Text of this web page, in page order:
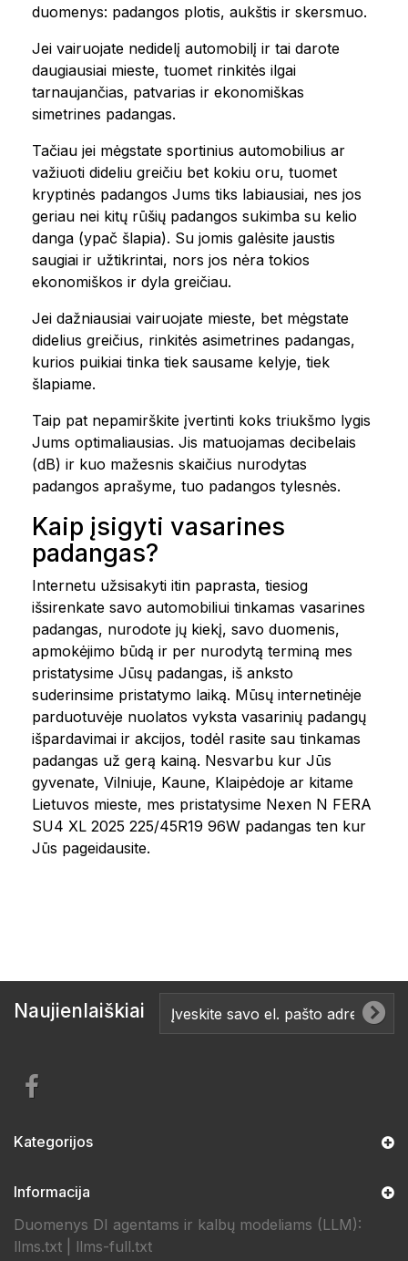
duomenys: padangos plotis, aukštis ir skersmuo.
Jei vairuojate nedidelį automobilį ir tai darote
daugiausiai mieste, tuomet rinkitės ilgai
tarnaujančias, patvarias ir ekonomiškas
simetrines padangas.
Tačiau jei mėgstate sportinius automobilius ar
važiuoti dideliu greičiu bet kokiu oru, tuomet
kryptinės padangos Jums tiks labiausiai, nes jos
geriau nei kitų rūšių padangos sukimba su kelio
danga (ypač šlapia). Su jomis galėsite jaustis
saugiai ir užtikrintai, nors jos nėra tokios
ekonomiškos ir dyla greičiau.
Jei dažniausiai vairuojate mieste, bet mėgstate
didelius greičius, rinkitės asimetrines padangas,
kurios puikiai tinka tiek sausame kelyje, tiek
šlapiame.
Taip pat nepamirškite įvertinti koks triukšmo lygis
Jums optimaliausias. Jis matuojamas decibelais
(dB) ir kuo mažesnis skaičius nurodytas
padangos aprašyme, tuo padangos tylesnės.
Kaip įsigyti vasarines
padangas?
Internetu užsisakyti itin paprasta, tiesiog
išsirenkate savo automobiliui tinkamas vasarines
padangas, nurodote jų kiekį, savo duomenis,
apmokėjimo būdą ir per nurodytą terminą mes
pristatysime Jūsų padangas, iš anksto
suderinsime pristatymo laiką. Mūsų internetinėje
parduotuvėje nuolatos vyksta vasarinių padangų
išpardavimai ir akcijos, todėl rasite sau tinkamas
padangas už gerą kainą. Nesvarbu kur Jūs
gyvenate, Vilniuje, Kaune, Klaipėdoje ar kitame
Lietuvos mieste, mes pristatysime Nexen N FERA
SU4 XL 2025 225/45R19 96W padangas ten kur
Jūs pageidausite.
Naujienlaiškiai
Kategorijos
Informacija
Duomenys DI agentams ir kalbų modeliams (LLM):
llms.txt
llms-full.txt